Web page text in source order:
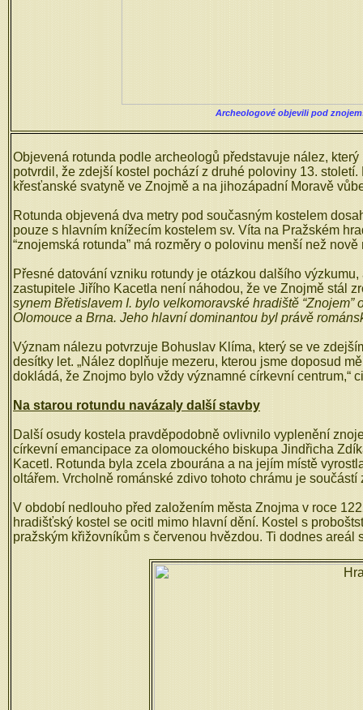
Archeologové objevili pod
Objevená rotunda podle archeologů představuje nález,
potvrdil, že zdejší kostel pochází z druhé poloviny 13.
křesťanské svatyně ve Znojmě a na jihozápadní Moravě
Rotunda objevená dva metry pod současným kostelem
pouze s hlavním knížecím kostelem sv. Víta na Pražském
“znojemská rotunda” má rozměry o polovinu menší než
Přesné datování vzniku rotundy je otázkou dalšího
zastupitele Jiřího Kacetla není náhodou, že ve Znojmě stál
synem Břetislavem I. bylo velkomoravské hradiště
Olomouce a Brna. Jeho hlavní dominantou byl právě
Význam nálezu potvrzuje Bohuslav Klíma, který se ve
desítky let. „Nález doplňuje mezeru, kterou jsme doposud
dokládá, že Znojmo bylo vždy významné církevní centrum,“
Na starou rotundu navázaly další stavby
Další osudy kostela pravděpodobně ovlivnilo vyplenění
církevní emancipace za olomouckého biskupa Jindřicha
Kacetl. Rotunda byla zcela zbourána a na jejím místě
oltářem. Vrcholně románské zdivo tohoto chrámu je
V období nedlouho před založením města Znojma v roce
hradišťský kostel se ocitl mimo hlavní dění. Kostel s
pražským křižovníkům s červenou hvězdou. Ti dodnes areál